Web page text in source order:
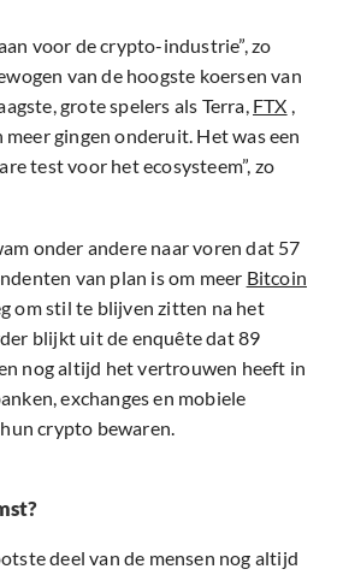
voor de crypto-industrie”, zo
van de hoogste koersen van
grote spelers als Terra, FTX ,
meer gingen onderuit. Het was een
test voor het ecosysteem”, zo
onder andere naar voren dat 57
van plan is om meer Bitcoin
om stil te blijven zitten na het
blijkt uit de enquête dat 89
nog altijd het vertrouwen heeft in
exchanges en mobiele
crypto bewaren.
deel van de mensen nog altijd